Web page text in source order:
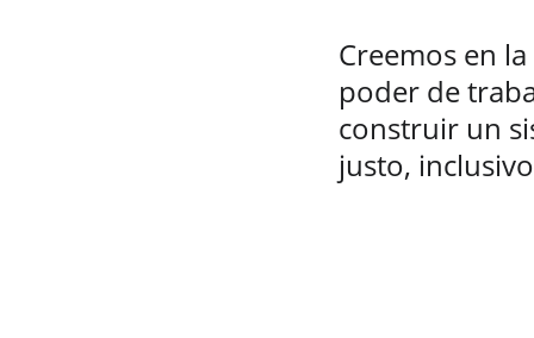
Creemos en
poder de
construir un
justo,